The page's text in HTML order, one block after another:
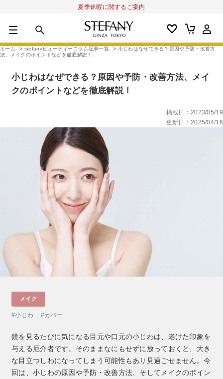
夏季休暇に関するご案内
アルーチェルーチェ オディリア BIVABOO オールインワン
カートの合計金額0円
商品カテゴリ
アイテムから探す
クレンジング
化粧水
オールインワン
シート・マスク
リップケア
トラベルセット
スペシャルケア
PLACENTIST
Suhadabi
CLÉSCIENCE Beauté
PHYSIOGEL
メイクアップ
ベースメイク
クッションファンデーション
ファンデーション
CCクリーム
UVケア
ポイントメイク
すべてのポイントメイク
インナーケア
成分別で探す
レスベラトロール
高麗人参
コエンザイム
目的別で探す
ヘア/ボディケア
スカルプケア
シャンプー
トリートメント
ヘアカラー
入浴剤
UVケア
シリーズ一覧
STEFANY AGING COVER
ODELIA（オディリア）
Aluce luce（アルーチェルーチェ）
ホーム > stefanyビューティーコラム記事一覧 > 小じわはなぜできる？原因や予防・改善方
法、メイクのポイントなどを徹底解説！
小じわはなぜできる？原因や予防・改善方法、メイ
クのポイントなどを徹底解説！
掲載日：2023/05/19
更新日：2025/04/16
メイク
小じわ カバー
鏡を見るたびに気になる目元や口元の小じわは、老けた印象を
与える厄介者です。そのままなにもせずに放っておくと、大き
な目立つしわになってしまう可能性もあり見過ごせません。今
回は、小じわの原因や予防・改善方法、そしてメイクのポイン